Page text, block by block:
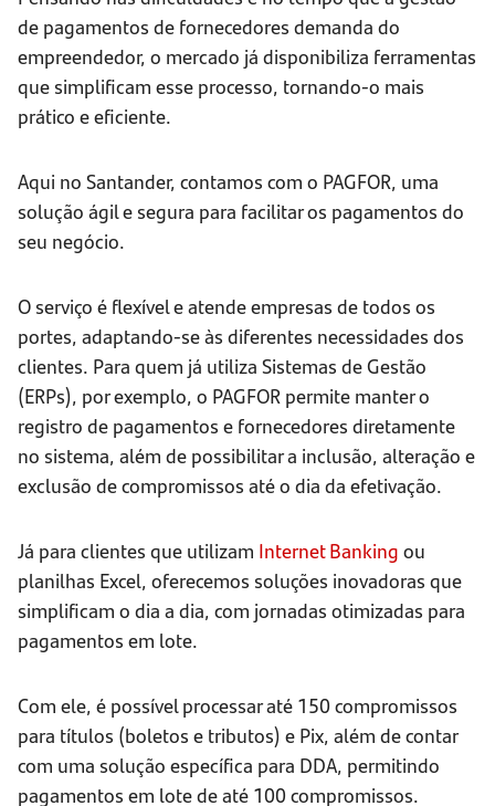
de pagamentos de fornecedores demanda do
empreendedor, o mercado já disponibiliza ferramentas
que simplificam esse processo, tornando-o mais
prático e eficiente.
Aqui no Santander, contamos com o PAGFOR, uma
solução ágil e segura para facilitar os pagamentos do
seu negócio.
O serviço é flexível e atende empresas de todos os
portes, adaptando-se às diferentes necessidades dos
clientes. Para quem já utiliza Sistemas de Gestão
(ERPs), por exemplo, o PAGFOR permite manter o
registro de pagamentos e fornecedores diretamente
no sistema, além de possibilitar a inclusão, alteração e
exclusão de compromissos até o dia da efetivação.
Já para clientes que utilizam Internet Banking ou
planilhas Excel, oferecemos soluções inovadoras que
simplificam o dia a dia, com jornadas otimizadas para
pagamentos em lote.
Com ele, é possível processar até 150 compromissos
para títulos (boletos e tributos) e Pix, além de contar
com uma solução específica para DDA, permitindo
pagamentos em lote de até 100 compromissos.